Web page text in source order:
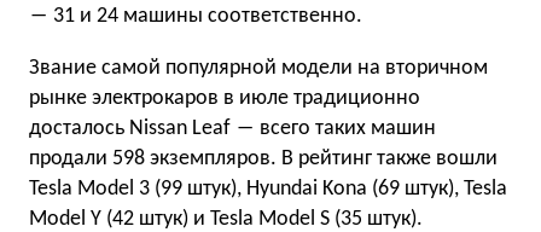
― 31 и 24 машины соответственно.
Звание самой популярной модели на вторичном
рынке электрокаров в июле традиционно
досталось Nissan Leaf ― всего таких машин
продали 598 экземпляров. В рейтинг также вошли
Tesla Model 3 (99 штук), Hyundai Kona (69 штук), Tesla
Model Y (42 штук) и Tesla Model S (35 штук).